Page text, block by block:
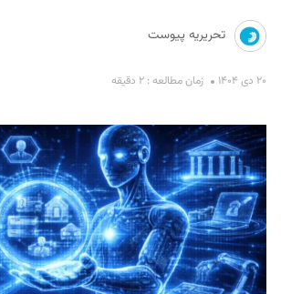
تحریریه پیوست
۲۰ دی ۱۴۰۴ زمان مطالعه : ۲ دقیقه